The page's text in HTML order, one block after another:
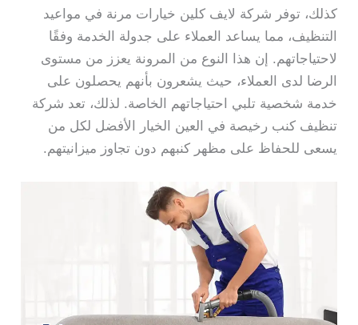
كذلك، توفر شركة لايف كلين خيارات مرنة في مواعيد
التنظيف، مما يساعد العملاء على جدولة الخدمة وفقًا
لاحتياجاتهم. إن هذا النوع من المرونة يعزز من مستوى
الرضا لدى العملاء، حيث يشعرون بأنهم يحصلون على
خدمة شخصية تلبي احتياجاتهم الخاصة. لذلك، تعد شركة
تنظيف كنب رخيصة في العين الخيار الأفضل لكل من
يسعى للحفاظ على مظهر كنبهم دون تجاوز ميزانيتهم.